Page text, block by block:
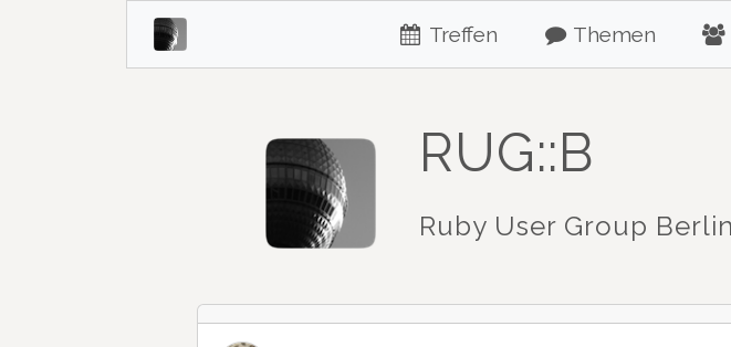
Treffen Themen
RUG::B
Ruby User Group Berlin